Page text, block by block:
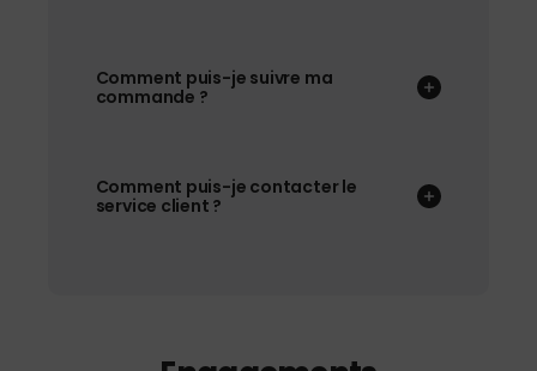
Comment puis-je suivre ma
commande ?
Comment puis-je contacter le
service client ?